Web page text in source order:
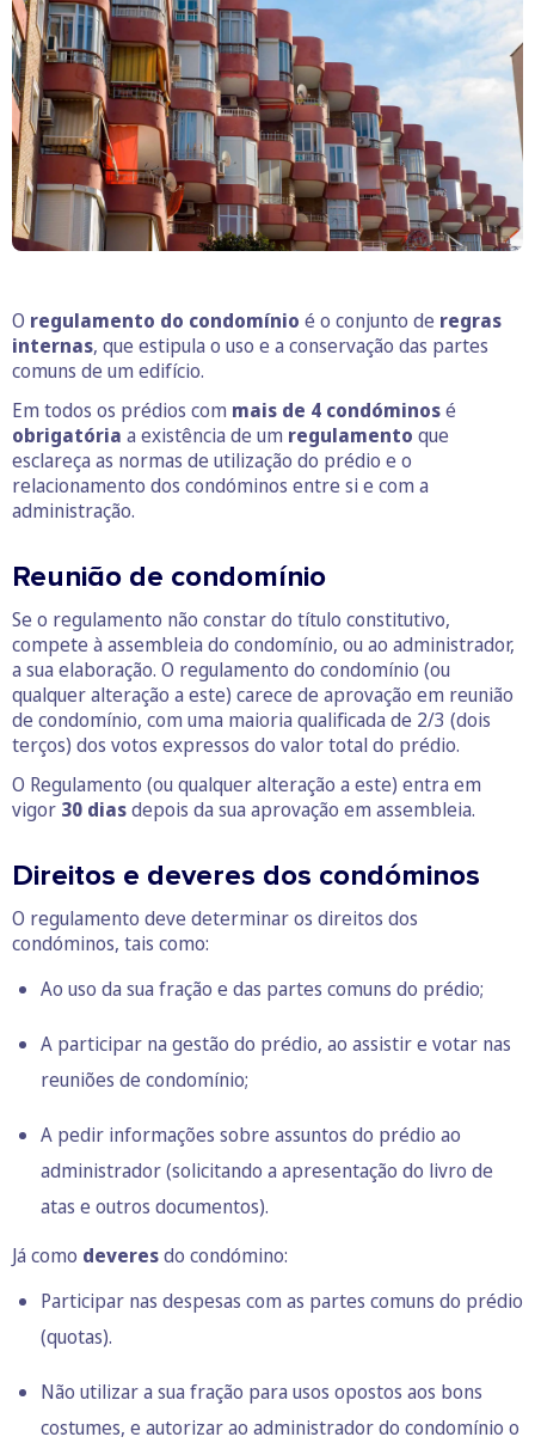
O regulamento do condomínio é o conjunto de regras
internas, que estipula o uso e a conservação das partes
comuns de um edifício.
Em todos os prédios com mais de 4 condóminosé
obrigatória a existência de um regulamento que
esclareça as normas de utilização do prédio e o
relacionamento dos condóminos entre si e com a
administração.
Reunião de condomínio
Se o regulamento não constar do título constitutivo,
compete à assembleia do condomínio, ou ao administrador,
a sua elaboração. O regulamento do condomínio (ou
qualquer alteração a este) carece de aprovação em reunião
de condomínio, com uma maioria qualificada de 2/3 (dois
terços) dos votos expressos do valor total do prédio.
O Regulamento (ou qualquer alteração a este) entra em
vigor 30 diasdepois da sua aprovação em assembleia.
Direitos e deveres dos condóminos
O regulamento deve determinar os direitos dos
condóminos, tais como:
Ao uso da sua fração e das partes comuns do prédio;
A participar na gestão do prédio, ao assistir e votar nas
reuniões de condomínio;
A pedir informações sobre assuntos do prédio ao
administrador (solicitando a apresentação do livro de
atas e outros documentos).
Já como deveresdo condómino:
Participar nas despesas com as partes comuns do prédio
(quotas).
Não utilizar a sua fração para usos opostos aos bons
costumes, e autorizar ao administrador do condomínio o